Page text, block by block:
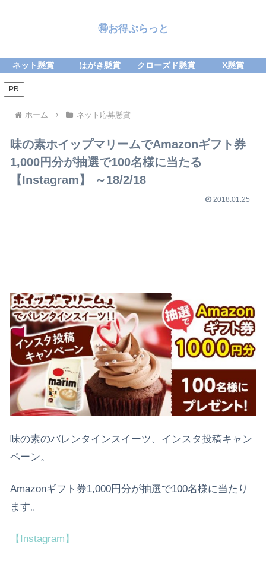
🉐お得ぷらっと
ネット懸賞 はがき懸賞 クローズド懸賞 X懸賞
PR
ホーム ネット応募懸賞
味の素ホイップマリームでAmazonギフト券
1,000円分が抽選で100名様に当たる
【Instagram】 ～18/2/18
2018.01.25
味の素のバレンタインスイーツ、インスタ投稿キャン
ペーン。
Amazonギフト券1,000円分が抽選で100名様に当たり
ます。
【Instagram】